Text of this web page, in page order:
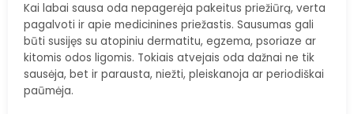
Kai labai sausa oda nepagerėja pakeitus priežiūrą, verta
pagalvoti ir apie medicinines priežastis. Sausumas gali
būti susijęs su atopiniu dermatitu, egzema, psoriaze ar
kitomis odos ligomis. Tokiais atvejais oda dažnai ne tik
sausėja, bet ir parausta, niežti, pleiskanoja ar periodiškai
paūmėja.